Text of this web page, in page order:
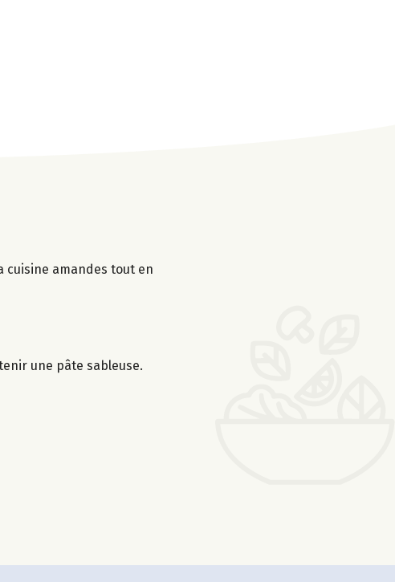
cuisine amandes tout en
une pâte sableuse.